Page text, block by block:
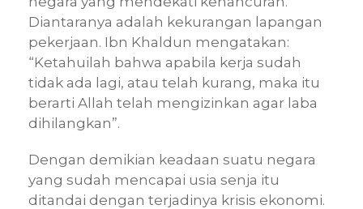
Diantaranya adalah kekurangan lapangan
pekerjaan. Ibn Khaldun mengatakan:
“Ketahuilah bahwa apabila kerja sudah
tidak ada lagi, atau telah kurang, maka itu
berarti Allah telah mengizinkan agar laba
dihilangkan”.
Dengan demikian keadaan suatu negara
yang sudah mencapai usia senja itu
ditandai dengan terjadinya krisis ekonomi.